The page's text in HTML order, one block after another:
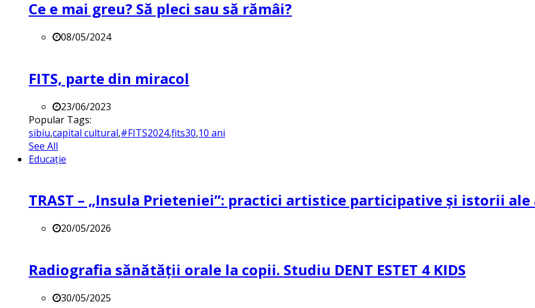
Ce e mai greu? Să pleci sau să rămâi?
08/05/2024
FITS, parte din miracol
23/06/2023
Popular Tags:
sibiu,capital cultural,#FITS2024,fits30,10 ani
See All
Educație
TRAST – „Insula Prieteniei”: practici artistice participative și istorii
20/05/2026
Radiografia sănătății orale la copii. Studiu DENT ESTET 4 KIDS
30/05/2025